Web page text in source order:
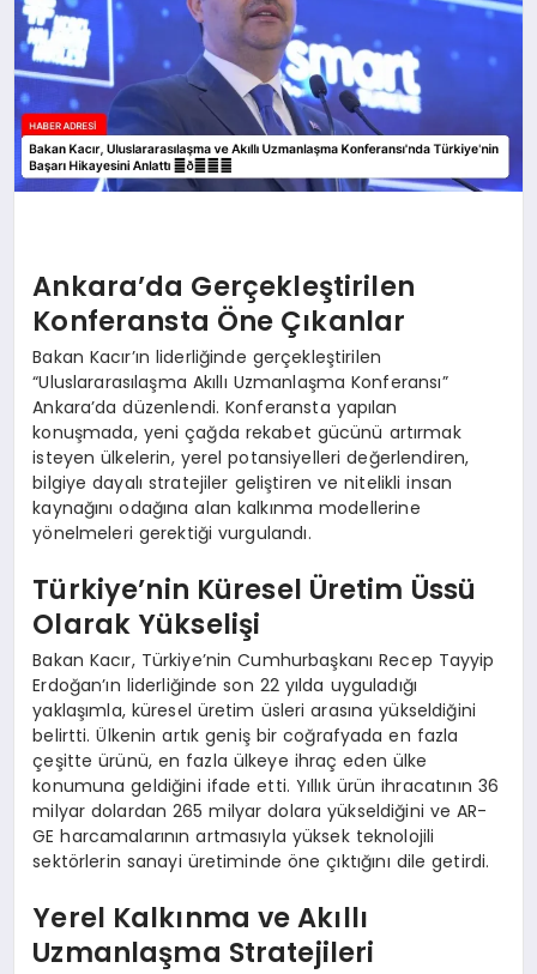
Ankara’da Gerçekleştirilen
Konferansta Öne Çıkanlar
Bakan Kacır’ın liderliğinde gerçekleştirilen
“Uluslararasılaşma Akıllı Uzmanlaşma Konferansı”
Ankara’da düzenlendi. Konferansta yapılan
konuşmada, yeni çağda rekabet gücünü artırmak
isteyen ülkelerin, yerel potansiyelleri değerlendiren,
bilgiye dayalı stratejiler geliştiren ve nitelikli insan
kaynağını odağına alan kalkınma modellerine
yönelmeleri gerektiği vurgulandı.
Türkiye’nin Küresel Üretim Üssü
Olarak Yükselişi
Bakan Kacır, Türkiye’nin Cumhurbaşkanı Recep Tayyip
Erdoğan’ın liderliğinde son 22 yılda uyguladığı
yaklaşımla, küresel üretim üsleri arasına yükseldiğini
belirtti. Ülkenin artık geniş bir coğrafyada en fazla
çeşitte ürünü, en fazla ülkeye ihraç eden ülke
konumuna geldiğini ifade etti. Yıllık ürün ihracatının 36
milyar dolardan 265 milyar dolara yükseldiğini ve AR-
GE harcamalarının artmasıyla yüksek teknolojili
sektörlerin sanayi üretiminde öne çıktığını dile getirdi.
Yerel Kalkınma ve Akıllı
Uzmanlaşma Stratejileri